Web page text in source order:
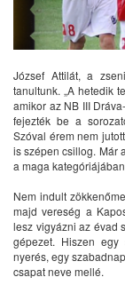
József Attilát, a
tanultunk. „A hetedik
amikor az NB III
fejezték be a
Szóval érem nem
is szépen csillog. Már
a maga
Nem indult
majd vereség a
lesz vigyázni az évad
gépezet. Hiszen
nyerés, egy
csapat neve mellé.